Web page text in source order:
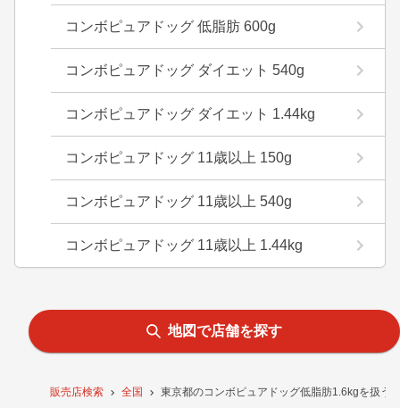
販売店検索 全国 東京都のコンボピュアドッグ低脂肪1.6kgを扱う
コンボピュアドッグ 低脂肪 600g
コンボピュアドッグ ダイエット 540g
コンボピュアドッグ ダイエット 1.44kg
コンボピュアドッグ 11歳以上 150g
コンボピュアドッグ 11歳以上 540g
コンボピュアドッグ 11歳以上 1.44kg
地図で店舗を探す